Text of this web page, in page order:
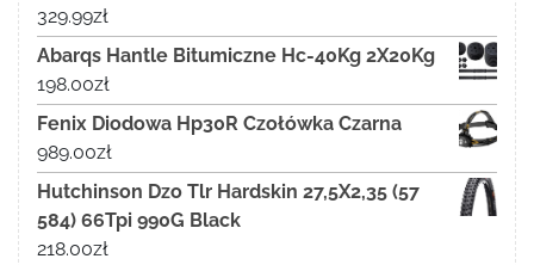
329.99zł
Abarqs Hantle Bitumiczne Hc-40Kg 2X20Kg
198.00zł
Fenix Diodowa Hp30R Czołówka Czarna
989.00zł
Hutchinson Dzo Tlr Hardskin 27,5X2,35 (57
584) 66Tpi 990G Black
218.00zł